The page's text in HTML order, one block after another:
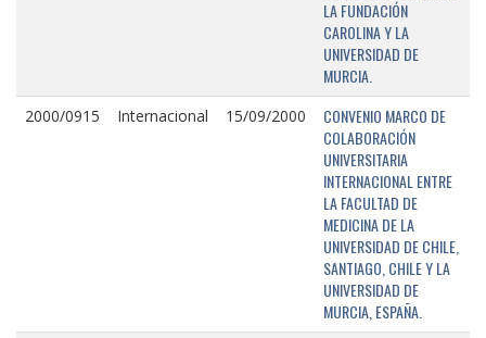
LA FUNDACIÓN
CAROLINA Y LA
UNIVERSIDAD DE
MURCIA.
2000/0915 Internacional 15/09/2000
CONVENIO MARCO DE
COLABORACIÓN
UNIVERSITARIA
INTERNACIONAL ENTRE
LA FACULTAD DE
MEDICINA DE LA
UNIVERSIDAD DE CHILE,
SANTIAGO, CHILE Y LA
UNIVERSIDAD DE
MURCIA, ESPAÑA.